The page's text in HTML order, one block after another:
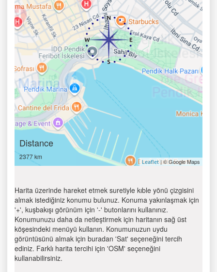
Distance
2377 km
Leaflet| © Google Maps
Harita üzerinde hareket etmek suretiyle kıble yönü çizgisini
almak istediğiniz konumu bulunuz. Konuma yakınlaşmak için
'+', kuşbakışı görünüm için '-' butonlarını kullanınız.
Konumunuzu daha da netleştirmek için haritanın sağ üst
köşesindeki menüyü kullanın. Konumunuzun uydu
görüntüsünü almak için buradan 'Sat' seçeneğini tercih
ediniz. Farklı harita tercihi için 'OSM' seçeneğini
kullanabilirsiniz.